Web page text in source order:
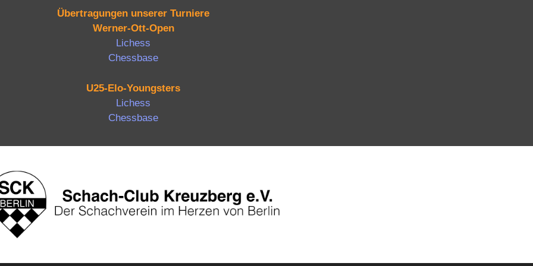
Übertragungen unserer Turniere
Werner-Ott-Open
Lichess
Chessbase
U25-Elo-Youngsters
Lichess
Chessbase